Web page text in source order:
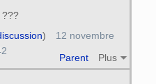
???
Parent Plus
)
12 novembre